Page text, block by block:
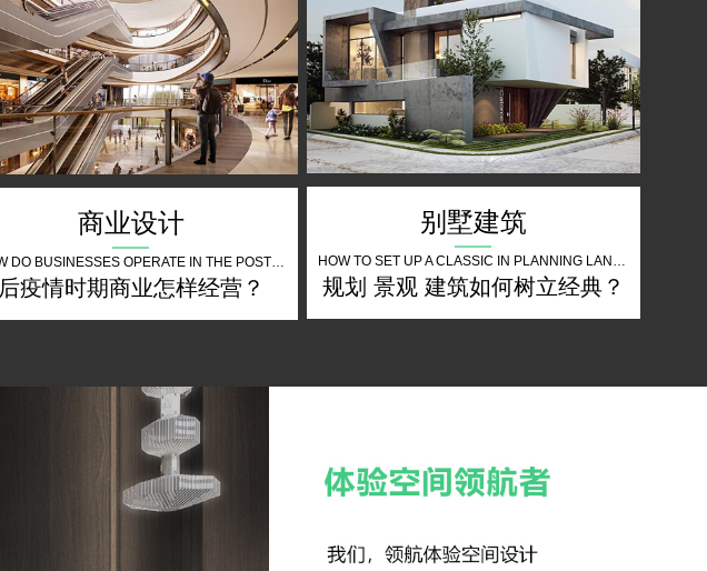
商业设计
后疫情时期商业怎样经营？
别墅建筑
HOW TO SET UP A CLASSIC IN PLANNING LANDSCAPE ARCHITECTURE
规划 景观 建筑如何树立经典？